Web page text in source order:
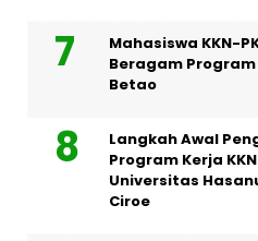
Mahasiswa KKN-
Beragam
Betao
Langkah Awal
Program Kerja
Universitas
Ciroe